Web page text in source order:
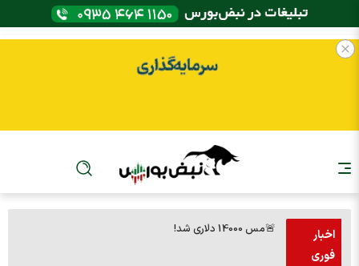
اخبار
فوری
🚨مس 14000 دلاری شد!